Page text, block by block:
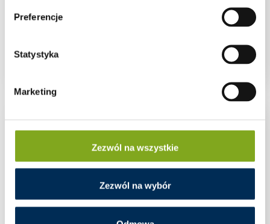
Preferencje
Statystyka
Marketing
Zezwól na wszystkie
Zezwól na wybór